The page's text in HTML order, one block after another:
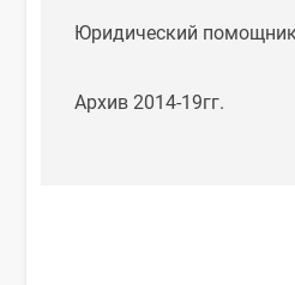
Юридический помощник
Архив 2014-19гг.